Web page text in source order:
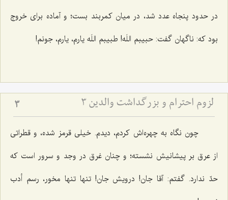
در حدود پنجاه عدد شد، در ميان كمربند بست؛ و آماده براى خروج
بود كه: ناگهان گفت: حبيبم اللَه! طبيبم‌ اللَه يارم، يارم، جونم!
لزوم احترام و بزرگداشت والدین 3 3
چون نگاه به چهره‌اش كردم، ديدم. خيلى قرمز شده، و قطراتى
از عرق بر پيشانيش نشسته؛ و چنان غرق در وجد و سرور است كه
حدّ ندارد. گفتم: آقا جان! درويش جان! تنها تنها مخور، رسم أدب